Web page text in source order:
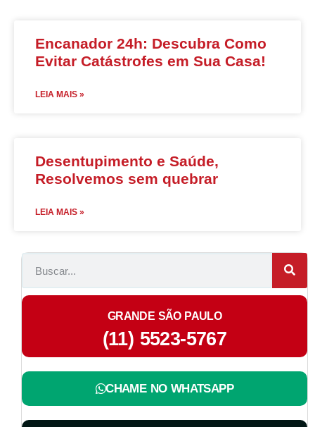
Encanador 24h: Descubra Como
Evitar Catástrofes em Sua Casa!
LEIA MAIS »
Desentupimento e Saúde,
Resolvemos sem quebrar
LEIA MAIS »
GRANDE SÃO PAULO
(11) 5523-5767
CHAME NO WHATSAPP